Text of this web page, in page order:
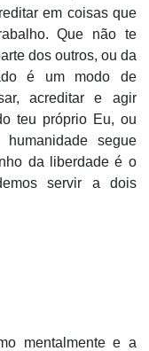
em coisas que
Que não te
dos outros, ou da
é um modo de
acreditar e agir
teu próprio Eu, ou
segue
da liberdade é o
servir a dois
mentalmente e a